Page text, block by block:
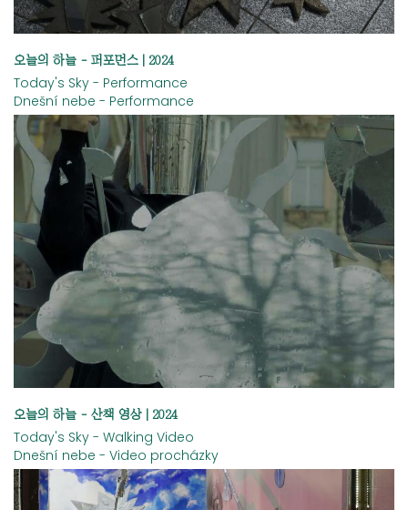
오늘의 하늘 - 퍼포먼스 | 2024
Today's Sky - Performance
Dnešní nebe - Performance
오늘의 하늘 - 산책 영상 | 2024
Today's Sky - Walking Video
Dnešní nebe - Video procházky